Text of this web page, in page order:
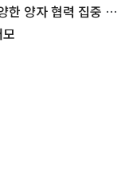
양자 협력 집중 논